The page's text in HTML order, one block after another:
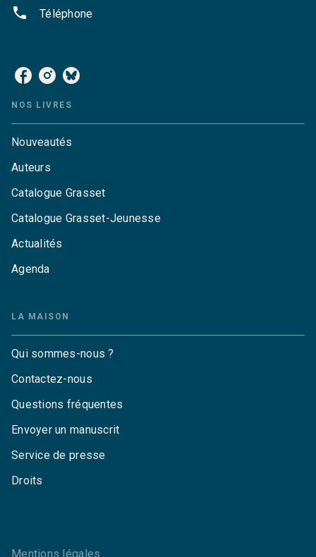
phone Téléphone
NOS LIVRES
Nouveautés
Auteurs
Catalogue Grasset
Catalogue Grasset-Jeunesse
Actualités
Agenda
LA MAISON
Qui sommes-nous ?
Contactez-nous
Questions fréquentes
Envoyer un manuscrit
Service de presse
Droits
Mentions légales